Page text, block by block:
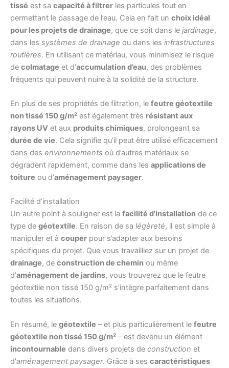
tissé est sa capacité à filtrer les particules tout en
permettant le passage de l’eau. Cela en fait un choix idéal
pour les projets de drainage, que ce soit dans le jardinage,
dans les systèmes de drainage ou dans les infrastructures
routières. En utilisant ce matériau, vous minimisez le risque
de colmatage et d’accumulation d’eau, des problèmes
fréquents qui peuvent nuire à la solidité de la structure.
En plus de ses propriétés de filtration, le feutre géotextile
non tissé 150 g/m² est également très résistant aux
rayons UV et aux produits chimiques, prolongeant sa
durée de vie. Cela signifie qu’il peut être utilisé efficacement
dans des environnements où d’autres matériaux se
dégradent rapidement, comme dans les applications de
toiture ou d’aménagement paysager.
Facilité d’installation
Un autre point à souligner est la facilité d’installation de ce
type de géotextile. En raison de sa légèreté, il est simple à
manipuler et à couper pour s’adapter aux besoins
spécifiques du projet. Que vous travailliez sur un projet de
drainage, de construction de chemin ou même
d’aménagement de jardins, vous trouverez que le feutre
géotextile non tissé 150 g/m² s’intègre parfaitement dans
toutes les situations.
En résumé, le géotextile – et plus particulièrement le feutre
géotextile non tissé 150 g/m² – est devenu un élément
incontournable dans divers projets de construction et
d’aménagement paysager. Grâce à ses caractéristiques